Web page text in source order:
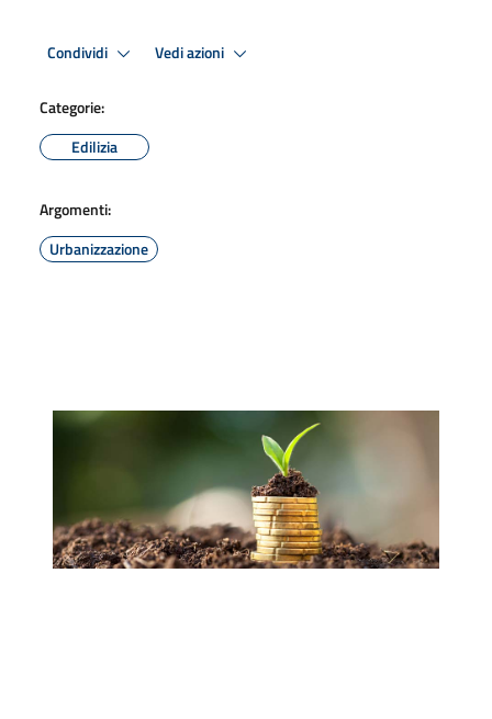
Condividi Vedi azioni
Categorie:
Edilizia
Argomenti:
Urbanizzazione